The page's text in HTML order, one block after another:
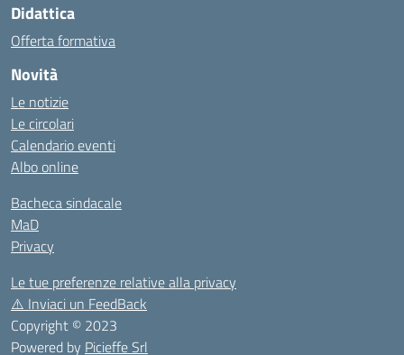
Didattica
Offerta formativa
Novità
Le notizie
Le circolari
Calendario eventi
Albo online
Bacheca sindacale
MaD
Privacy
Le tue preferenze relative alla privacy
⚠️ Inviaci un FeedBack
Copyright © 2023
Powered by Picieffe Srl